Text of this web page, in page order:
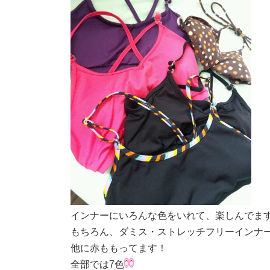
インナーにいろんな色をいれて、楽しんでま
もちろん、ダミス・ストレッチフリーインナ
他に赤ももってます！
全部では7色